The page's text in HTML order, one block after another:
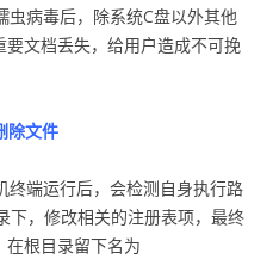
病毒后，除系统C盘以外其他
文档丢失，给用户造成不可挽
文件
端运行后，会检测自身执行路
下，修改相关的注册表项，最终
根目录留下名为